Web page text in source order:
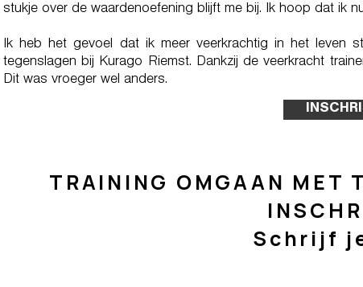
stukje over de waardenoefening blijft me bij. Ik hoop dat ik
Ik heb het gevoel dat ik meer veerkrachtig in het leven
tegenslagen bij Kurago Riemst. Dankzij de veerkracht
Dit was vroeger wel anders.
TRAINING OMGAAN MET
Schrijf